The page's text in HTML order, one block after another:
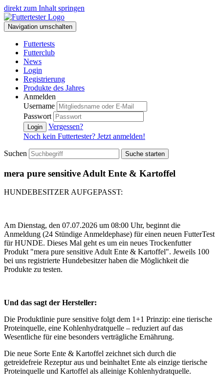
direkt zum Inhalt springen
Navigation umschalten
Futtertests
Futterclub
News
Login
Registrierung
Produkte des Jahres
Anmelden
Username
Passwort
Login
Vergessen?
Noch kein Futtertester? Jetzt anmelden!
Suchen Suche starten
mera pure sensitive Adult Ente & Kartoffel
HUNDEBESITZER AUFGEPASST:
Am Dienstag, den 07.07.2026 um 08:00 Uhr, beginnt die
Anmeldung (24 Stündige Anmeldephase) für einen neuen FutterTest
für HUNDE. Dieses Mal geht es um ein neues Trockenfutter
Produkt "mera pure sensitive Adult Ente & Kartoffel". Jeweils 100
bei uns registrierte Hundebesitzer haben die Möglichkeit die
Produkte zu testen.
Und das sagt der Hersteller:
Die Produktlinie pure sensitive folgt dem 1+1 Prinzip: eine tierische
Proteinquelle, eine Kohlenhydratquelle – reduziert auf das
Wesentliche für eine besonders verträgliche Ernährung.
Die neue Sorte Ente & Kartoffel zeichnet sich durch die
getreidefreie Rezeptur aus und beinhaltet Ente als einzige tierische
Proteinquelle und Kartoffel als alleinige Kohlenhydratquelle.